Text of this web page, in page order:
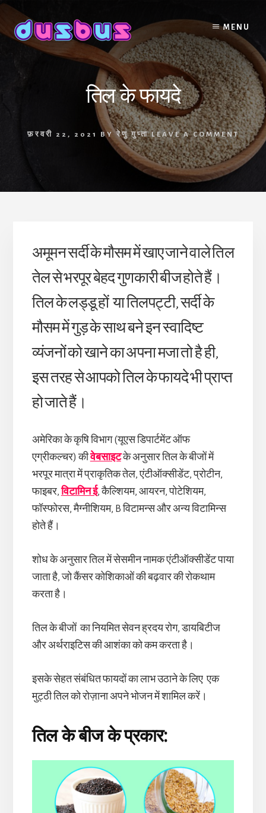
Skip
content
MENU
तिल के फायदे
फ़रवरी 22, 2021 BYरेणु गुप्ता LEAVE A COMMENT
अमूमन सर्दी के मौसम में खाए जाने वाले तिल
तेल से भरपूर बेहद गुणकारी बीज होते हैं।
तिल के लड्डू हों या तिलपट्टी, सर्दी के
मौसम में गुड़ के साथ बने इन स्वादिष्ट
व्यंजनों को खाने का अपना मजा तो है ही,
इस तरह से आपको तिल के फायदे भी प्राप्त
हो जाते हैं।
अमेरिका के कृषि विभाग (यूएस डिपार्टमेंट ऑफ
एग्रीकल्चर) कीवेबसाइटके अनुसार तिल के बीजों में
भरपूर मात्रा में प्राकृतिक तेल, एंटीऑक्सीडेंट, प्रोटीन,
फाइबर,विटामिन ई, कैल्शियम, आयरन, पोटेशियम,
फॉस्फोरस, मैग्नीशियम, B विटामन्स और अन्य विटामिन्स
होते हैं।
शोध के अनुसार तिल में सेसमीन नामक एंटीऑक्सीडेंट पाया
जाता है, जो कैंसर कोशिकाओं की बढ़वार की रोकथाम
करता है।
तिल के बीजों का नियमित सेवन ह्रदय रोग, डायबिटीज
और अर्थराइटिस की आशंका को कम करता है।
इसके सेहत संबंधित फायदों का लाभ उठाने के लिए एक
मुट्ठी तिल को रोज़ाना अपने भोजन में शामिल करें।
तिल के बीज के प्रकार: